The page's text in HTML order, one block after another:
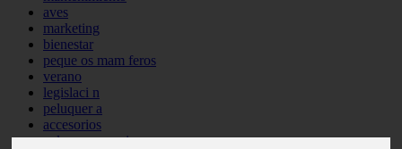
aves
marketing
bienestar
peque os mam feros
verano
legislaci n
peluquer a
accesorios
peluquer a canina